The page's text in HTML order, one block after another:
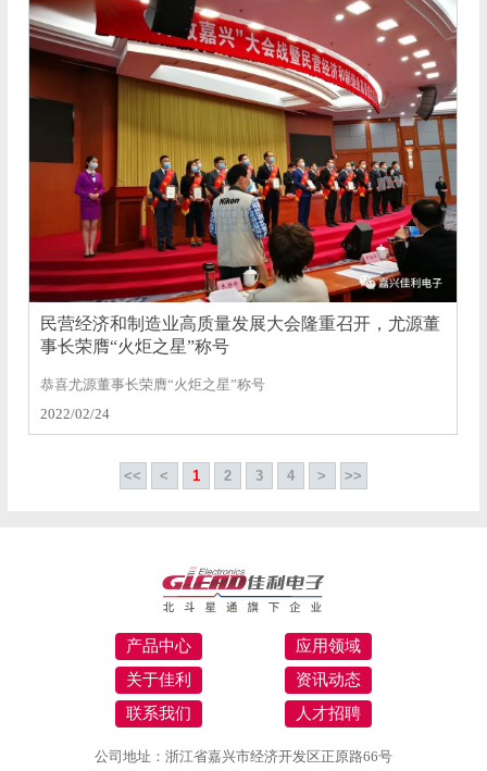
民营经济和制造业高质量发展大会隆重召开，尤源董
事长荣膺“火炬之星”称号
恭喜尤源董事长荣膺“火炬之星”称号
2022/02/24
<< < 1 2 3 4 > >>
产品中心
应用领域
关于佳利
资讯动态
联系我们
人才招聘
公司地址：浙江省嘉兴市经济开发区正原路66号